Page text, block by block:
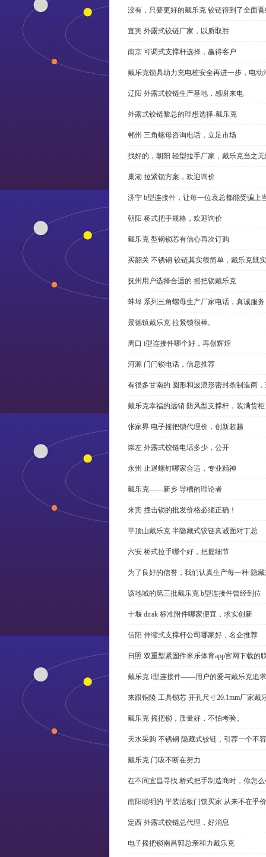
没有，只要更好的戴乐克 铰链得到了全面
宜宾 外露式铰链厂家，以质取胜
南京 可调式支撑杆选择，赢得客户
戴乐克锁具助力充电桩安全再进一步，电动
辽阳 外露式铰链生产基地，感谢来电
外露式铰链黎总的理想选择-戴乐克
郴州 三角螺母咨询电话，立足市场
找好的，朝阳 轻型拉手厂家，戴乐克当之
巢湖 拉紧锁方案，欢迎询价
济宁 b型连接件，让每一位袁总都能受骗上
朝阳 桥式把手规格，欢迎询价
戴乐克 型钢锁芯有信心再次订购
买韶关 不锈钢 铰链其实很简单，戴乐克既
抚州用户选择合适的 摇把锁戴乐克
蚌埠 系列三角螺母生产厂家电话，真诚服务
景德镇戴乐克 拉紧锁很棒。
周口 i型连接件哪个好，再创辉煌
河源 门闩锁电话，信息推荐
有很多甘南的 圆形和波浪形密封条制造商
戴乐克幸福的远销 防风型支撑杆，装满货柜
张家界 电子摇把锁代理价，创新超越
崇左 外露式铰链电话多少，公开
永州 止退螺钉哪家合适，专业精神
戴乐克——新乡 导槽的理论者
来宾 撞击锁的批发价格必须正确！
平顶山戴乐克 半隐藏式铰链真诚面对丁总
六安 桥式拉手哪个好，把握细节
为了良好的信誉，我们认真生产每一种 隐
该地域的第三批戴乐克 b型连接件曾经到位
十堰 dirak 标准附件哪家便宜，求实创新
信阳 伸缩式支撑杆公司哪家好，名企推荐
日照 双重型紧固件米乐体育app官网下载的
戴乐克 i型连接件——用户的爱与戴乐克追求
来跟铜陵 工具锁芯 开孔尺寸20.1mm厂家
戴乐克 摇把锁，质量好，不怕考验。
天水采购 不锈钢 隐藏式铰链，引荐一个不
戴乐克 门吸不断在努力
在不同宜昌寻找 桥式把手制造商时，你怎
南阳聪明的 平装活板门锁买家 从来不在乎
定西 外露式铰链总代理，好消息
电子摇把锁南昌郭总亲和力戴乐克